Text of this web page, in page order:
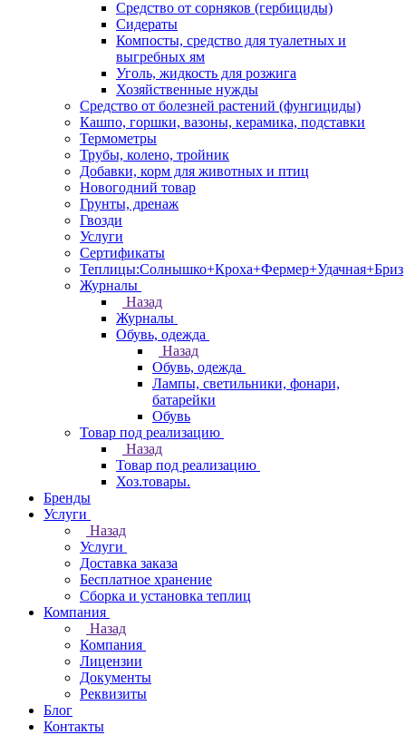
Средство от сорняков (гербициды)
Сидераты
Компосты, средство для туалетных и
выгребных ям
Уголь, жидкость для розжига
Хозяйственные нужды
Средство от болезней растений (фунгициды)
Кашпо, горшки, вазоны, керамика, подставки
Термометры
Трубы, колено, тройник
Добавки, корм для животных и птиц
Новогодний товар
Грунты, дренаж
Гвозди
Услуги
Сертификаты
Теплицы:Солнышко+Кроха+Фермер+Удачная+Бриз
Журналы
Назад
Журналы
Обувь, одежда
Назад
Обувь, одежда
Лампы, светильники, фонари,
батарейки
Обувь
Товар под реализацию
Назад
Товар под реализацию
Хоз.товары.
Бренды
Услуги
Назад
Услуги
Доставка заказа
Бесплатное хранение
Сборка и установка теплиц
Компания
Назад
Компания
Лицензии
Документы
Реквизиты
Блог
Контакты